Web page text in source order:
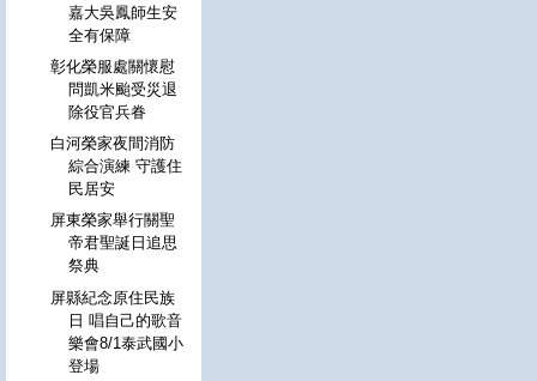
嘉大吳鳳師生安
全有保障
彰化榮服處關懷慰
問凱米颱受災退
除役官兵眷
白河榮家夜間消防
綜合演練 守護住
民居安
屏東榮家舉行關聖
帝君聖誕日追思
祭典
屏縣紀念原住民族
日 唱自己的歌音
樂會8/1泰武國小
登場